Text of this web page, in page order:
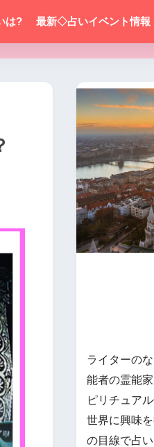
は? 最新◇占いイベント情報
ライターの
能者の霊能
ピリチュア
世界に興味
の目線で占